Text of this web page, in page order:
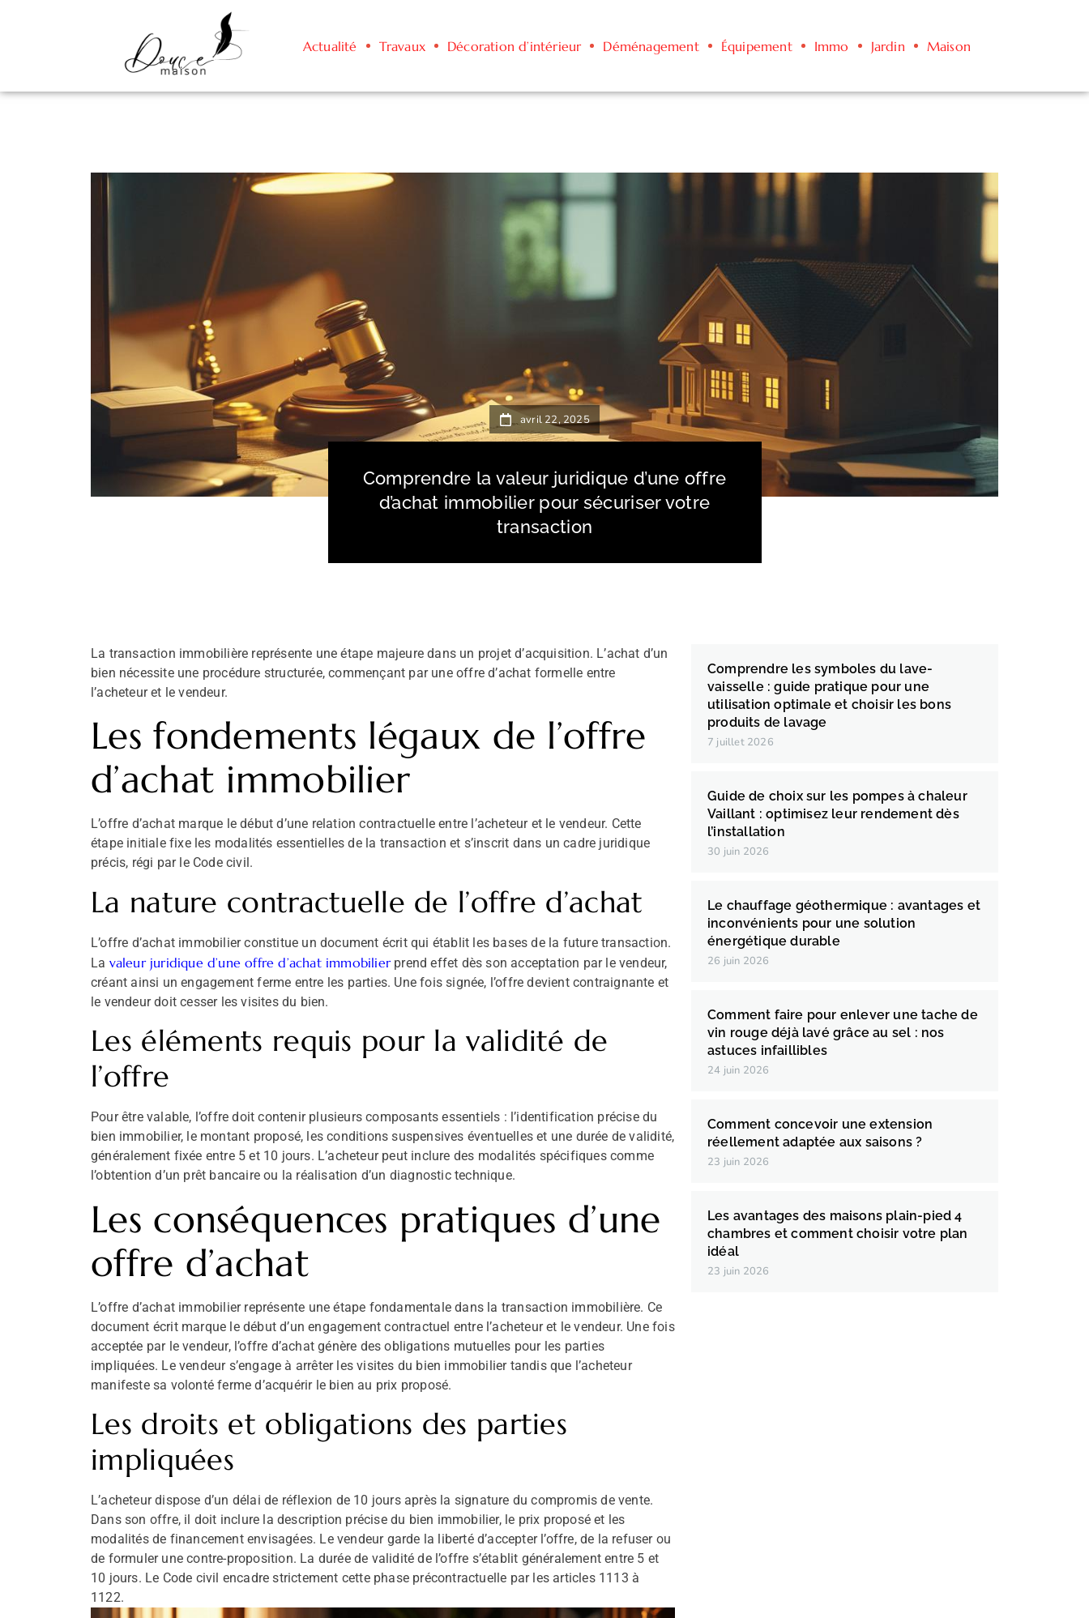
Actualité Travaux Décoration d’intérieur Déménagement Équipement Immo Jardin Maison
avril 22, 2025
Comprendre la valeur juridique d’une offre
d’achat immobilier pour sécuriser votre
transaction
La transaction immobilière représente une étape majeure dans un projet d’acquisition. L’achat d’un
bien nécessite une procédure structurée, commençant par une offre d’achat formelle entre
l’acheteur et le vendeur.
Les fondements légaux de l’offre
d’achat immobilier
L’offre d’achat marque le début d’une relation contractuelle entre l’acheteur et le vendeur. Cette
étape initiale fixe les modalités essentielles de la transaction et s’inscrit dans un cadre juridique
précis, régi par le Code civil.
La nature contractuelle de l’offre d’achat
L’offre d’achat immobilier constitue un document écrit qui établit les bases de la future transaction.
La valeur juridique d’une offre d’achat immobilierprend effet dès son acceptation par le vendeur,
créant ainsi un engagement ferme entre les parties. Une fois signée, l’offre devient contraignante et
le vendeur doit cesser les visites du bien.
Les éléments requis pour la validité de
l’offre
Pour être valable, l’offre doit contenir plusieurs composants essentiels : l’identification précise du
bien immobilier, le montant proposé, les conditions suspensives éventuelles et une durée de validité,
généralement fixée entre 5 et 10 jours. L’acheteur peut inclure des modalités spécifiques comme
l’obtention d’un prêt bancaire ou la réalisation d’un diagnostic technique.
Les conséquences pratiques d’une
offre d’achat
L’offre d’achat immobilier représente une étape fondamentale dans la transaction immobilière. Ce
document écrit marque le début d’un engagement contractuel entre l’acheteur et le vendeur. Une fois
acceptée par le vendeur, l’offre d’achat génère des obligations mutuelles pour les parties
impliquées. Le vendeur s’engage à arrêter les visites du bien immobilier tandis que l’acheteur
manifeste sa volonté ferme d’acquérir le bien au prix proposé.
Les droits et obligations des parties
impliquées
L’acheteur dispose d’un délai de réflexion de 10 jours après la signature du compromis de vente.
Dans son offre, il doit inclure la description précise du bien immobilier, le prix proposé et les
modalités de financement envisagées. Le vendeur garde la liberté d’accepter l’offre, de la refuser ou
de formuler une contre-proposition. La durée de validité de l’offre s’établit généralement entre 5 et
10 jours. Le Code civil encadre strictement cette phase précontractuelle par les articles 1113 à
1122.
Comprendre les symboles du lave-
vaisselle : guide pratique pour une
utilisation optimale et choisir les bons
produits de lavage
7 juillet 2026
Guide de choix sur les pompes à chaleur
Vaillant : optimisez leur rendement dès
l’installation
30 juin 2026
Le chauffage géothermique : avantages et
inconvénients pour une solution
énergétique durable
26 juin 2026
Comment faire pour enlever une tache de
vin rouge déjà lavé grâce au sel : nos
astuces infaillibles
24 juin 2026
Comment concevoir une extension
réellement adaptée aux saisons ?
23 juin 2026
Les avantages des maisons plain-pied 4
chambres et comment choisir votre plan
idéal
23 juin 2026